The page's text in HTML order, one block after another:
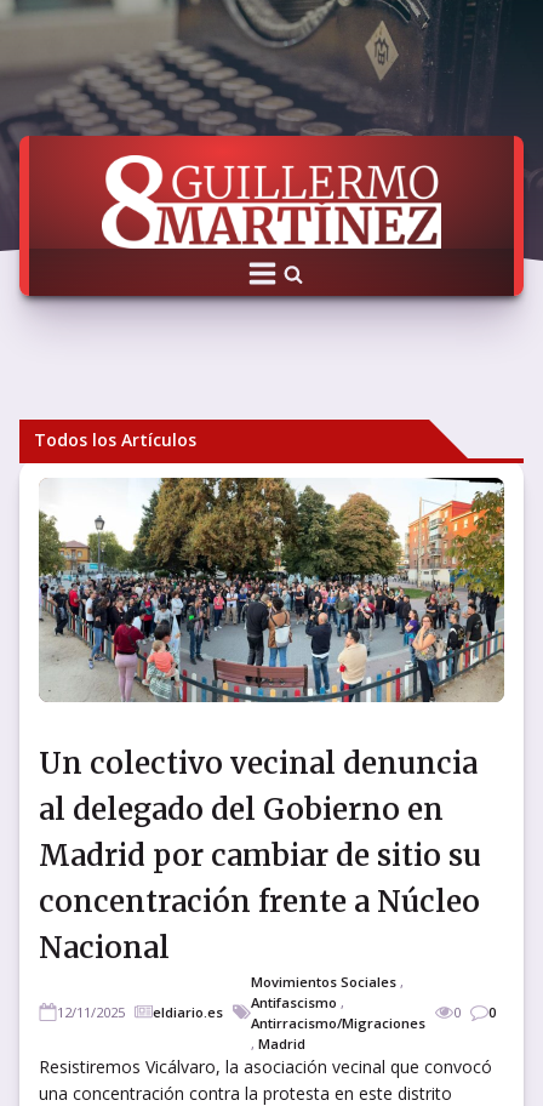
Todos los Artículos
Un colectivo vecinal denuncia
al delegado del Gobierno en
Madrid por cambiar de sitio su
concentración frente a Núcleo
Nacional
12/11/2025 eldiario.es
Movimientos Sociales,
Antifascismo ,
Antirracismo/Migraciones
, Madrid
0 0
Resistiremos Vicálvaro, la asociación vecinal que convocó
una concentración contra la protesta en este distrito